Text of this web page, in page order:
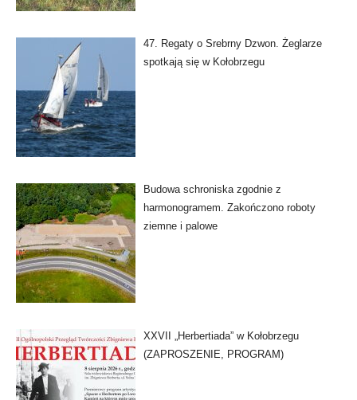
47. Regaty o Srebrny Dzwon. Żeglarze
spotkają się w Kołobrzegu
Budowa schroniska zgodnie z
harmonogramem. Zakończono roboty
ziemne i palowe
XXVII „Herbertiada” w Kołobrzegu
(ZAPROSZENIE, PROGRAM)